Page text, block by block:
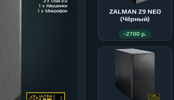
ZALMAN Z9 NEO
(Чёрный)
-2700 р.